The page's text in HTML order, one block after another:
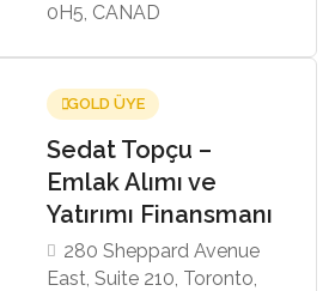
0H5, CANAD
GOLD ÜYE
Sedat Topçu –
Emlak Alımı ve
Yatırımı Finansmanı
280 Sheppard Avenue
East, Suite 210, Toronto,